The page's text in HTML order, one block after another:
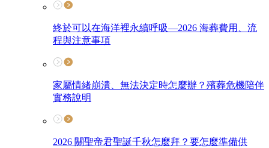
終於可以在海洋裡永續呼吸—2026 海葬費用、流
程與注意事項
家屬情緒崩潰、無法決定時怎麼辦？殯葬危機陪伴
實務說明
2026 關聖帝君聖誕千秋怎麼拜？要怎麼準備供